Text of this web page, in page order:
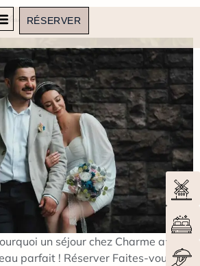
RÉSERVER
un séjour chez Charme au fil
parfait ! Réserver Faites-vous